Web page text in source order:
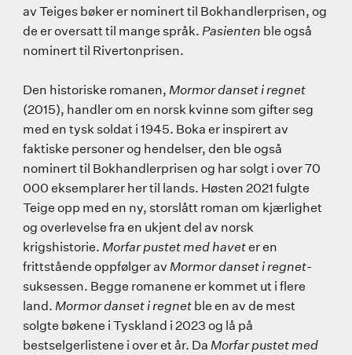
av Teiges bøker er nominert til Bokhandlerprisen, og
de er oversatt til mange språk. Pasienten ble også
nominert til Rivertonprisen.
Den historiske romanen, Mormor danset i regnet
(2015), handler om en norsk kvinne som gifter seg
med en tysk soldat i 1945. Boka er inspirert av
faktiske personer og hendelser, den ble også
nominert til Bokhandlerprisen og har solgt i over 70
000 eksemplarer her til lands. Høsten 2021 fulgte
Teige opp med en ny, storslått roman om kjærlighet
og overlevelse fra en ukjent del av norsk
krigshistorie. Morfar pustet med haveter en
frittstående oppfølger av Mormor danset i regnet-
suksessen. Begge romanene er kommet ut i flere
land. Mormor danset i regnet ble en av de mest
solgte bøkene i Tyskland i 2023 og lå på
bestselgerlistene i over et år. Da Morfar pustet med